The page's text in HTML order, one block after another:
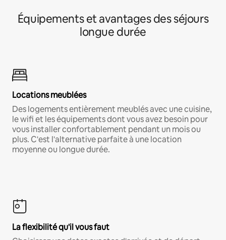
Équipements et avantages des séjours
longue durée
Locations meublées
Des logements entièrement meublés avec une cuisine,
le wifi et les équipements dont vous avez besoin pour
vous installer confortablement pendant un mois ou
plus. C'est l'alternative parfaite à une location
moyenne ou longue durée.
La flexibilité qu'il vous faut